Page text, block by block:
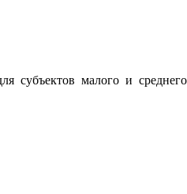
субъектов малого и среднего